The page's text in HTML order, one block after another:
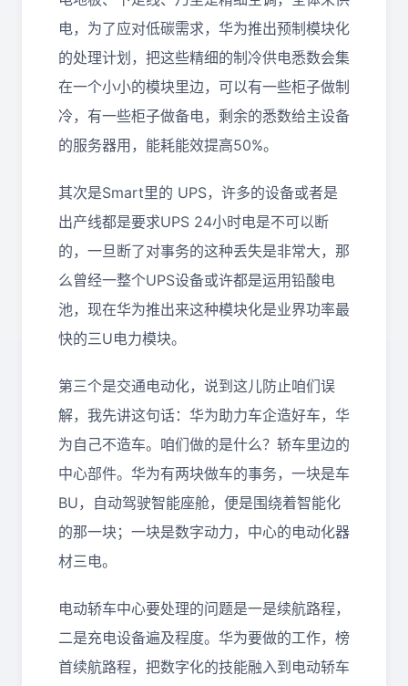
电，为了应对低碳需求，华为推出预制模块化
的处理计划，把这些精细的制冷供电悉数会集
在一个小小的模块里边，可以有一些柜子做制
冷，有一些柜子做备电，剩余的悉数给主设备
的服务器用，能耗能效提高50%。
其次是Smart里的 UPS，许多的设备或者是
出产线都是要求UPS 24小时电是不可以断
的，一旦断了对事务的这种丢失是非常大，那
么曾经一整个UPS设备或许都是运用铅酸电
池，现在华为推出来这种模块化是业界功率最
快的三U电力模块。
第三个是交通电动化，说到这儿防止咱们误
解，我先讲这句话：华为助力车企造好车，华
为自己不造车。咱们做的是什么？轿车里边的
中心部件。华为有两块做车的事务，一块是车
BU，自动驾驶智能座舱，便是围绕着智能化
的那一块；一块是数字动力，中心的电动化器
材三电。
电动轿车中心要处理的问题是一是续航路程，
二是充电设备遍及程度。华为要做的工作，榜
首续航路程，把数字化的技能融入到电动轿车